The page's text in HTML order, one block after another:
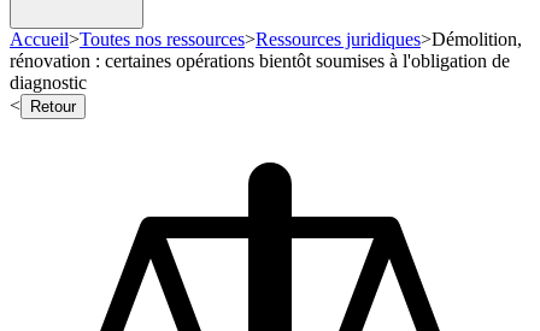
Accueil>Toutes nos ressources>Ressources juridiques>Démolition,
rénovation : certaines opérations bientôt soumises à l'obligation de
diagnostic
<
Retour